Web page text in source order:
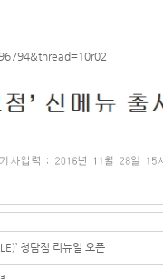
청담점 리뉴얼 오픈